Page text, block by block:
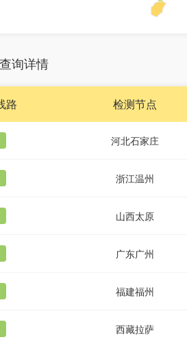
询详情
路 检测节点
河北石家庄
浙江温州
山西太原
广东广州
福建福州
西藏拉萨